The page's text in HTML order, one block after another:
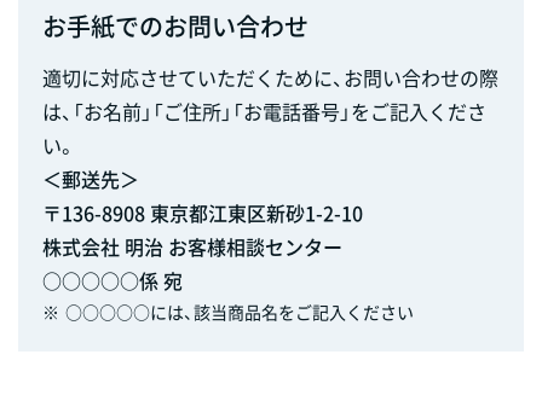
お手紙でのお問い合わせ
適切に対応させていただくために、お問い合わせの際
は、「お名前」「ご住所」「お電話番号」をご記入くださ
い。
＜郵送先＞
〒136-8908 東京都江東区新砂1-2-10
株式会社 明治 お客様相談センター
○○○○○係 宛
※ ○○○○○には、該当商品名をご記入ください